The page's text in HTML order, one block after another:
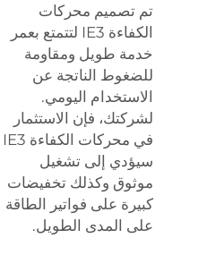
تم تصميم محركات
الكفاءة IE3 لتتمتع بعمر
خدمة طويل ومقاومة
للضغوط الناتجة عن
الاستخدام اليومي.
لشركتك، فإن الاستثمار
في محركات الكفاءة IE3
سيؤدي إلى تشغيل
موثوق وكذلك تخفيضات
كبيرة على فواتير الطاقة
على المدى الطويل.